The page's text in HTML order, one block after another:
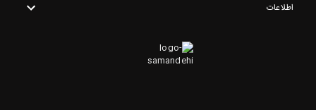
اطلاعات